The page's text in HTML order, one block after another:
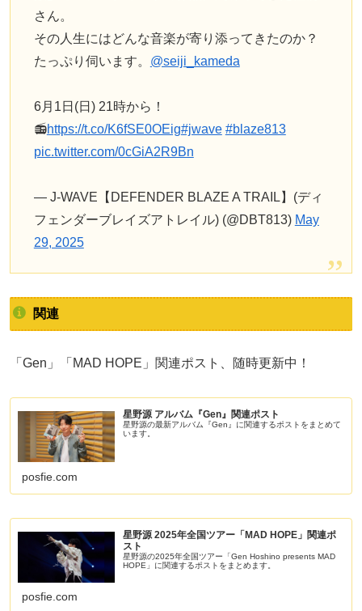
さん。
その人生にはどんな音楽が寄り添ってきたのか？
たっぷり伺います。 @seiji_kameda
6月1日(日) 21時から！
📻https://t.co/K6fSE0OEig#jwave #blaze813
pic.twitter.com/0cGiA2R9Bn
— J-WAVE【DEFENDER BLAZE A TRAIL】(ディ
フェンダーブレイズアトレイル) (@DBT813) May
29, 2025
関連
「Gen」「MAD HOPE」関連ポスト、随時更新中！
星野源 アルバム『Gen』関連ポスト
星野源の最新アルバム『Gen』に関連するポストをまとめて
います。
posfie.com
星野源 2025年全国ツアー「MAD HOPE」関連ポ
スト
星野源の2025年全国ツアー「Gen Hoshino presents MAD
HOPE」に関連するポストをまとめます。
posfie.com